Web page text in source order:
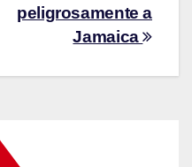
peligrosamente a
Jamaica